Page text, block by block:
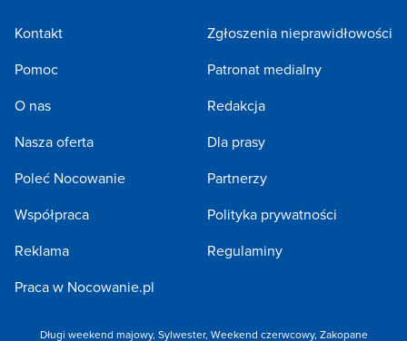
Kontakt
Pomoc
O nas
Nasza oferta
Poleć Nocowanie
Współpraca
Reklama
Praca w Nocowanie.pl
Zgłoszenia nieprawidłowości
Patronat medialny
Redakcja
Dla prasy
Partnerzy
Polityka prywatności
Regulaminy
Długi weekend majowy, Sylwester, Weekend czerwcowy, Zakopane